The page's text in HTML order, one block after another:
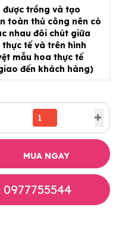
được trồng và tạo
toàn thủ công nên có
nhau đôi chút giữa
thực tế và trên hình
mẫu hoa thực tế
đến khách hàng)
MUA NGAY